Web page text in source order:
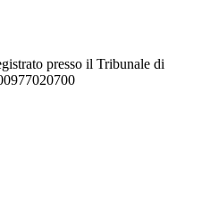
presso il Tribunale di